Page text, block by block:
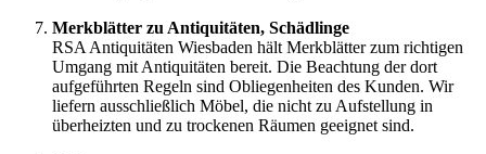
Merkblätter zu Antiquitäten, Schädlinge
RSA Antiquitäten Wiesbaden hält Merkblätter zum richtigen
Umgang mit Antiquitäten bereit. Die Beachtung der dort
aufgeführten Regeln sind Obliegenheiten des Kunden. Wir
liefern ausschließlich Möbel, die nicht zu Aufstellung in
überheizten und zu trockenen Räumen geeignet sind.